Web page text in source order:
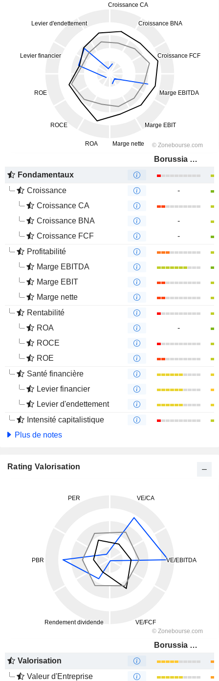
Borussia Dortmund GmbH
Fondamentaux
Croissance
-
Croissance CA
Croissance BNA
-
Croissance FCF
-
Profitabilité
Marge EBITDA
Marge EBIT
Marge nette
Rentabilité
ROA
-
ROCE
ROE
Santé financière
Levier financier
Levier d'endettement
Intensité capitalistique
Plus de notes
Rating Valorisation
Borussia Dortmund GmbH
Valorisation
Valeur d'Entreprise